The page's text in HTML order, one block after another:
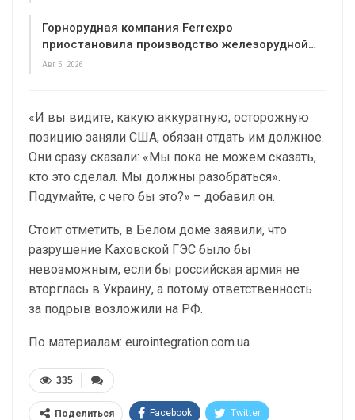
Горнорудная компания Ferrexpo
приостановила производство железорудной…
Авг 5, 2026
«И вы видите, какую аккуратную, осторожную
позицию заняли США, обязан отдать им должное.
Они сразу сказали: «Мы пока не можем сказать,
кто это сделал. Мы должны разобраться».
Подумайте, с чего бы это?» – добавил он.
Стоит отметить, в Белом доме заявили, что
разрушение Каховской ГЭС было бы
невозможным, если бы российская армия не
вторглась в Украину, а потому ответственность
за подрыв возложили на РФ.
По материалам: eurointegration.com.ua
335
Поделиться Facebook Twitter